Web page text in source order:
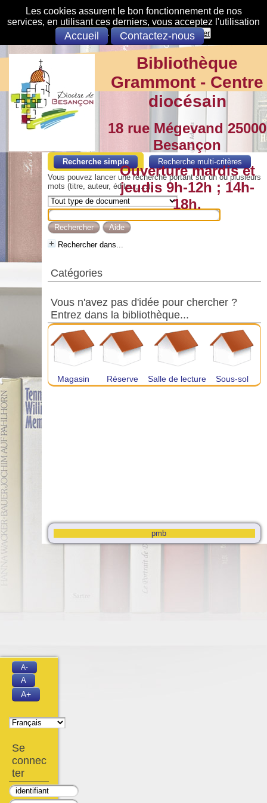
Les cookies assurent le bon fonctionnement de nos
services, en utilisant ces derniers, vous acceptez l'utilisation
des cookies.
S'opposer Accepter
Accueil Contactez-nous
Recherche simple
Recherche multi-critères
Vous pouvez lancer une recherche portant sur un ou plusieurs
mots (titre, auteur, éditeur, ...).
Rechercher dans...
Catégories
Vous n'avez pas d'idée pour chercher ?
Entrez dans la bibliothèque...
Magasin Réserve Salle de lecture Sous-sol
pmb
Bibliothèque
Grammont - Centre
diocésain
18 rue Mégevand 25000
Besançon
Ouverture mardis et
jeudis 9h-12h ; 14h-
18h.
A-
A
A+
Se
connec
ter